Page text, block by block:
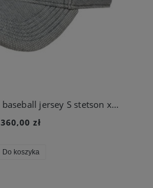
Czapka z daszkiem baseball jersey S stetson x the feebles | Stetson
360,00 zł
Do koszyka